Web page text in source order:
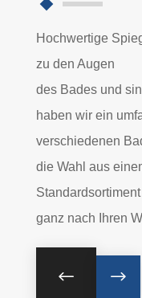
Hochwertige
zu den Augen
des Bades und
haben wir ein
verschiedenen
die Wahl aus
ganz nach Ihren
# $